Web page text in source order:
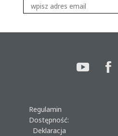
Regulamin
Dostępność:
Deklaracja